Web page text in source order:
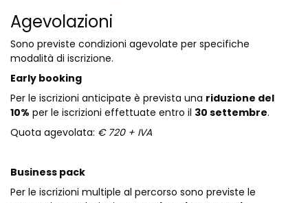
Agevolazioni
Sono previste condizioni agevolate per specifiche
modalità di iscrizione.
Early booking
Per le iscrizioni anticipate è prevista una riduzione del
10% per le iscrizioni effettuate entro il 30 settembre.
Quota agevolata: € 720 + IVA
Business pack
Per le iscrizioni multiple al percorso sono previste le